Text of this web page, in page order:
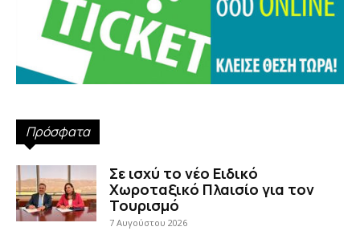
Πρόσφατα
Σε ισχύ το νέο Ειδικό
Χωροταξικό Πλαισίο για τον
Τουρισμό
7 Αυγούστου 2026